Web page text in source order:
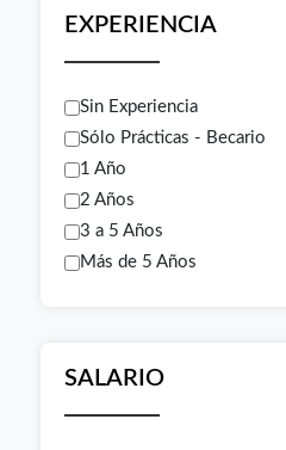
EXPERIENCIA
Sin Experiencia
Sólo Prácticas - Becario
1 Año
2 Años
3 a 5 Años
Más de 5 Años
SALARIO